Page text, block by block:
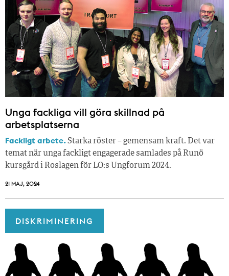
Unga fackliga vill göra skillnad på
arbetsplatserna
Fackligt arbete.Starka röster – gemensam kraft. Det var
temat när unga fackligt engagerade samlades på Runö
kursgård i Roslagen för LO:s Ungforum 2024.
21 MAJ, 2024
DISKRIMINERING